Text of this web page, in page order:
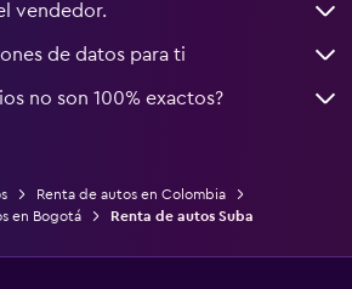
vendedor.
de datos para ti
no son 100% exactos?
Renta de autos en Colombia
en Bogotá
Renta de autos Suba